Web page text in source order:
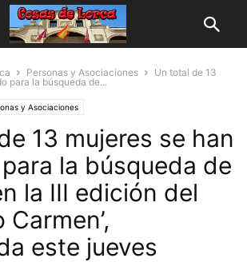
Personas y Asociaciones
Un total de 13
para la búsqueda de...
y Asociaciones
13 mujeres se han
la búsqueda de
la III edición del
Carmen’,
este jueves